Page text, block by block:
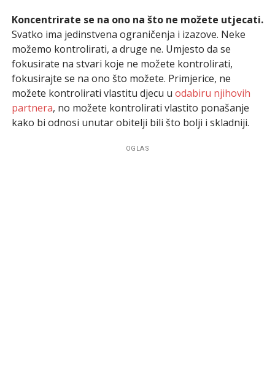
Koncentrirate se na ono na što ne možete utjecati.
Svatko ima jedinstvena ograničenja i izazove. Neke
možemo kontrolirati, a druge ne. Umjesto da se
fokusirate na stvari koje ne možete kontrolirati,
fokusirajte se na ono što možete. Primjerice, ne
možete kontrolirati vlastitu djecu u odabiru njihovih
partnera, no možete kontrolirati vlastito ponašanje
kako bi odnosi unutar obitelji bili što bolji i skladniji.
OGLAS